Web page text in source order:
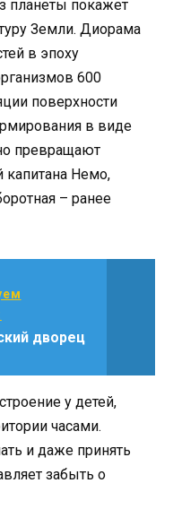
планеты покажет
Земли. Диорама
в эпоху
600
поверхности
в виде
превращают
капитана Немо,
– ранее
дворец
у детей,
часами.
и даже принять
забыть о